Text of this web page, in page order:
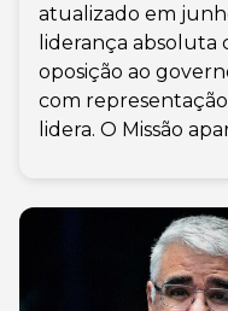
atualizado em
liderança absoluta
oposição ao
com
lidera. O Missão